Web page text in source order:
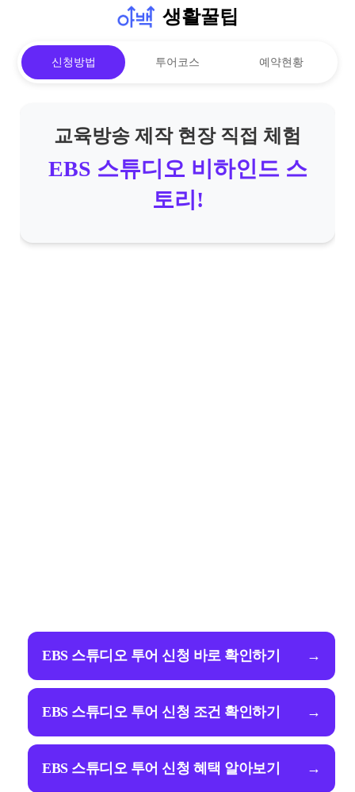
생활꿀팁
신청방법 투어코스 예약현황
교육방송 제작 현장 직접 체험
EBS 스튜디오 비하인드 스
토리!
EBS 스튜디오 투어 신청 바로 확인하기 →
EBS 스튜디오 투어 신청 조건 확인하기 →
EBS 스튜디오 투어 신청 혜택 알아보기 →